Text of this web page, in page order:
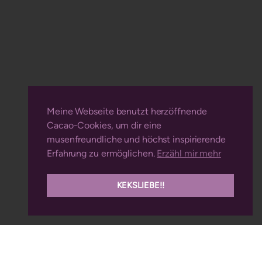
Meine Webseite benutzt herzöffnende
Cacao-Cookies, um dir eine
musenfreundliche und höchst inspirierende
Erfahrung zu ermöglichen. Erzähl mir mehr
KEKSLIEBE!!